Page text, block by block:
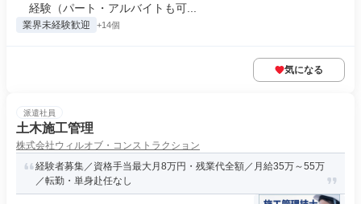
経験（パート・アルバイトも可...
業界未経験歓迎 +14個
気になる
派遣社員
土木施工管理
株式会社ウィルオブ・コンストラクション
経験者募集／資格手当最大月8万円・残業代全額／月給35万～55万
／転勤・単身赴任なし